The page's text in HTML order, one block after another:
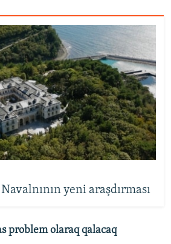
yeni araşdırması
problem olaraq qalacaq